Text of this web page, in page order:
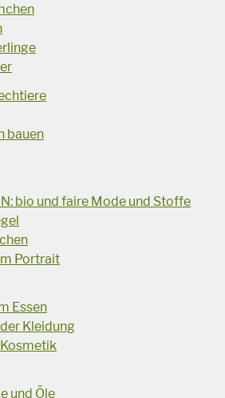
bauen
bio und faire Mode und Stoffe
Portrait
Essen
Kleidung
und Öle